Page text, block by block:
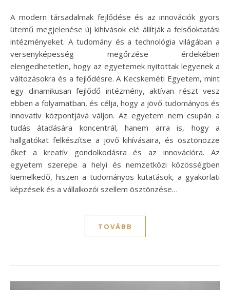
A modern társadalmak fejlődése és az innovációk gyors
ütemű megjelenése új kihívások elé állítják a felsőoktatási
intézményeket. A tudomány és a technológia világában a
versenyképesség megőrzése érdekében
elengedhetetlen, hogy az egyetemek nyitottak legyenek a
változásokra és a fejlődésre. A Kecskeméti Egyetem, mint
egy dinamikusan fejlődő intézmény, aktívan részt vesz
ebben a folyamatban, és célja, hogy a jövő tudományos és
innovatív központjává váljon. Az egyetem nem csupán a
tudás átadására koncentrál, hanem arra is, hogy a
hallgatókat felkészítse a jövő kihívásaira, és ösztönözze
őket a kreatív gondolkodásra és az innovációra. Az
egyetem szerepe a helyi és nemzetközi közösségben
kiemelkedő, hiszen a tudományos kutatások, a gyakorlati
képzések és a vállalkozói szellem ösztönzése…
TOVÁBB